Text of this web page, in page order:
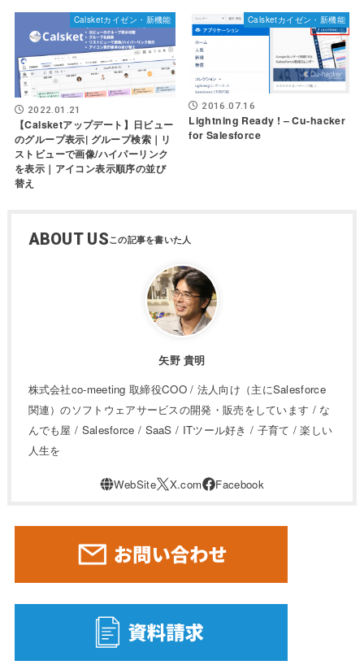
Calsketカイゼン・新機能
2022.01.21
【Calsketアップデート】日ビュー
のグループ表示| グループ検索｜リ
ストビューで画像/ハイパーリンク
を表示｜アイコン表示順序の並び
替え
Calsketカイゼン・新機能
2016.07.16
Lightning Ready ! – Cu-hacker
for Salesforce
ABOUT US
矢野 貴明
株式会社co-meeting 取締役COO / 法人向け（主にSalesforce
関連）のソフトウェアサービスの開発・販売をしています / な
んでも屋 / Salesforce / SaaS / ITツール好き / 子育て / 楽しい
人生を